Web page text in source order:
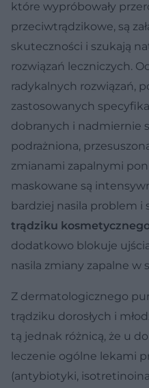
które wypróbowały
przeciwtrądzikowe, są
skuteczności i szukają
rozwiązań leczniczych.
radykalnych rozwiązań,
zastosowanych
dobranych i nadmiernie
podrażniona,
zmianami zapalnymi
maskowane są
bardziej nasila problem i
trądziku
dodatkowo blokuje
nasila zmiany zapalne w
Z dermatologicznego
trądziku dorosłych i
tą jednak różnicą, że u
leczenie ogólne lekami
(antybiotyki,